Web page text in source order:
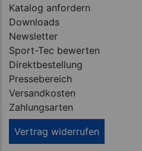
Katalog anfordern
Downloads
Newsletter
Sport-Tec bewerten
Direktbestellung
Pressebereich
Versandkosten
Zahlungsarten
Vertrag widerrufen